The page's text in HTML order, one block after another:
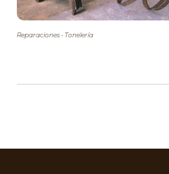
Reparaciones - Tonelería